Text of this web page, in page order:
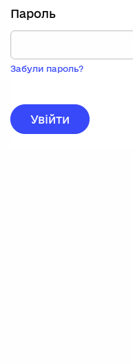
вас
немає
запису,
натисніть
реєстрації.
Пароль
Забули пароль?
Увійти